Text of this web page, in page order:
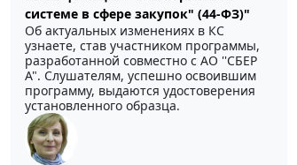
системе в сфере закупок" (44-ФЗ)"
Об актуальных изменениях в КС
узнаете, став участником программы,
разработанной совместно с АО ''СБЕР
А". Слушателям, успешно освоившим
программу, выдаются удостоверения
установленного образца.